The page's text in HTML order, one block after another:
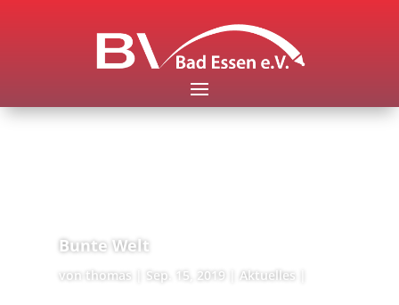
Bunte Welt
von thomas Sep. 15, 2019 Aktuelles